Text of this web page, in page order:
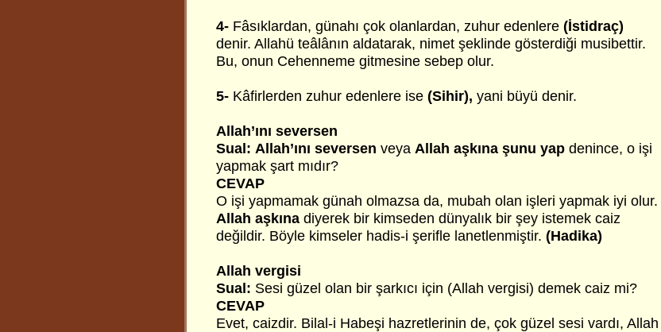
4- Fâsıklardan, günahı çok olanlardan, zuhur edenlere (İstidraç)
denir. Allahü teâlânın aldatarak, nimet şeklinde gösterdiği musibettir.
Bu, onun Cehenneme gitmesine sebep olur.
5- Kâfirlerden zuhur edenlere ise (Sihir), yani büyü denir.
Allah’ını seversen
Sual: Allah’ını seversen veya Allah aşkına şunu yap denince, o işi
yapmak şart mıdır?
CEVAP
O işi yapmamak günah olmazsa da, mubah olan işleri yapmak iyi olur.
Allah aşkına diyerek bir kimseden dünyalık bir şey istemek caiz
değildir. Böyle kimseler hadis-i şerifle lanetlenmiştir. (Hadika)
Allah vergisi
Sual: Sesi güzel olan bir şarkıcı için (Allah vergisi) demek caiz mi?
CEVAP
Evet, caizdir. Bilal-i Habeşi hazretlerinin de, çok güzel sesi vardı, Allah